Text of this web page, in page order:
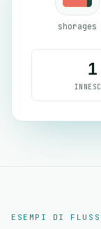
shorages
1
ESEMPI DI